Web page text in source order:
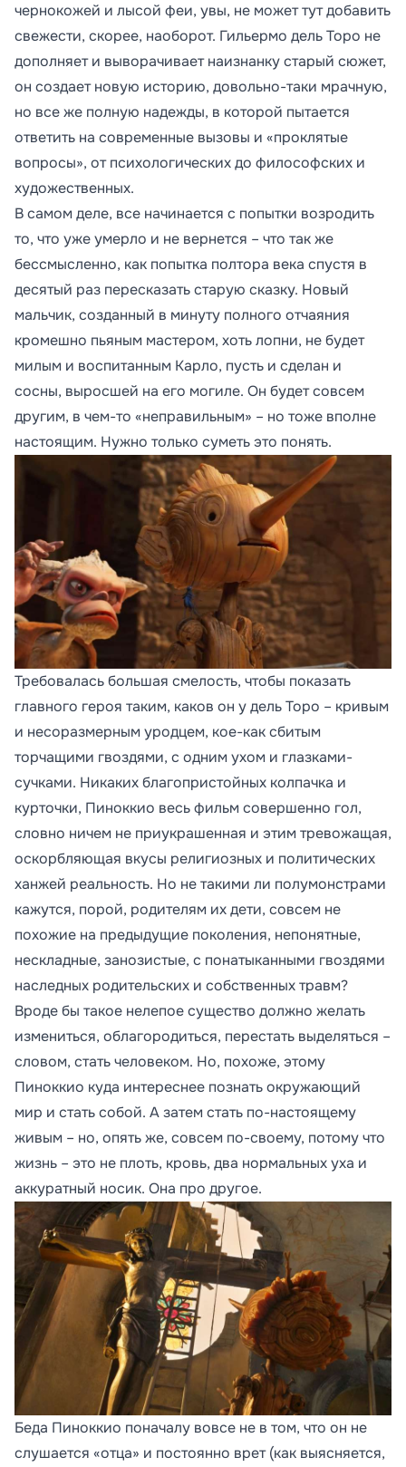
чернокожей и лысой феи, увы, не может тут добавить
свежести, скорее, наоборот. Гильермо дель Торо не
дополняет и выворачивает наизнанку старый сюжет,
он создает новую историю, довольно-таки мрачную,
но все же полную надежды, в которой пытается
ответить на современные вызовы и «проклятые
вопросы», от психологических до философских и
художественных.
В самом деле, все начинается с попытки возродить
то, что уже умерло и не вернется – что так же
бессмысленно, как попытка полтора века спустя в
десятый раз пересказать старую сказку. Новый
мальчик, созданный в минуту полного отчаяния
кромешно пьяным мастером, хоть лопни, не будет
милым и воспитанным Карло, пусть и сделан и
сосны, выросшей на его могиле. Он будет совсем
другим, в чем-то «неправильным» – но тоже вполне
настоящим. Нужно только суметь это понять.
Требовалась большая смелость, чтобы показать
главного героя таким, каков он у дель Торо – кривым
и несоразмерным уродцем, кое-как сбитым
торчащими гвоздями, с одним ухом и глазками-
сучками. Никаких благопристойных колпачка и
курточки, Пиноккио весь фильм совершенно гол,
словно ничем не приукрашенная и этим тревожащая,
оскорбляющая вкусы религиозных и политических
ханжей реальность. Но не такими ли полумонстрами
кажутся, порой, родителям их дети, совсем не
похожие на предыдущие поколения, непонятные,
нескладные, занозистые, с понатыканными гвоздями
наследных родительских и собственных травм?
Вроде бы такое нелепое существо должно желать
измениться, облагородиться, перестать выделяться –
словом, стать человеком. Но, похоже, этому
Пиноккио куда интереснее познать окружающий
мир и стать собой. А затем стать по-настоящему
живым – но, опять же, совсем по-своему, потому что
жизнь – это не плоть, кровь, два нормальных уха и
аккуратный носик. Она про другое.
Беда Пиноккио поначалу вовсе не в том, что он не
слушается «отца» и постоянно врет (как выясняется,